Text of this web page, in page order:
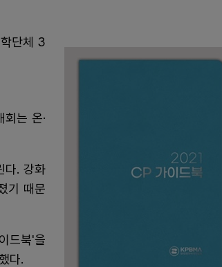
단체 3
는 온·
다. 강화
기 때문
드북'을
다.